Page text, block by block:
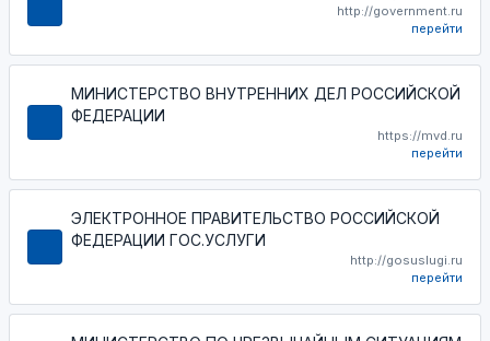
http://government.ru
перейти
МИНИСТЕРСТВО ВНУТРЕННИХ ДЕЛ РОССИЙСКОЙ
ФЕДЕРАЦИИ
https://mvd.ru
перейти
ЭЛЕКТРОННОЕ ПРАВИТЕЛЬСТВО РОССИЙСКОЙ
ФЕДЕРАЦИИ ГОС.УСЛУГИ
http://gosuslugi.ru
перейти